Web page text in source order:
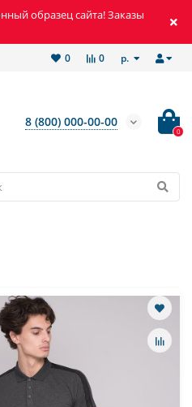
образец сайта! Заказы
р.
0
0
8 (800) 000-00-00
0